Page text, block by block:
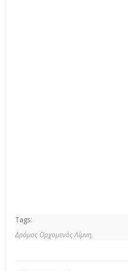
Tags:
Δρόμος Ορχομενός Λίμνη,